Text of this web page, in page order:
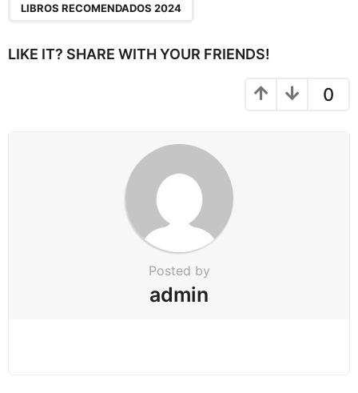
a
LIBROS RECOMENDADOS 2024
LIKE IT? SHARE WITH YOUR FRIENDS!
0
Posted by
admin